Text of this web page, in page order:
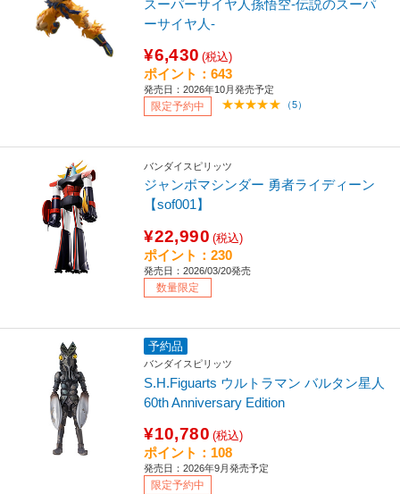
スーパーサイヤ人孫悟空-伝説のスーパ
ーサイヤ人-
¥6,430 (税込)
ポイント：643
発売日：2026年10月発売予定
限定予約中 （5）
バンダイスピリッツ
ジャンボマシンダー 勇者ライディーン
【sof001】
¥22,990 (税込)
ポイント：230
発売日：2026/03/20発売
数量限定
予約品
バンダイスピリッツ
S.H.Figuarts ウルトラマン バルタン星人
60th Anniversary Edition
¥10,780 (税込)
ポイント：108
発売日：2026年9月発売予定
限定予約中